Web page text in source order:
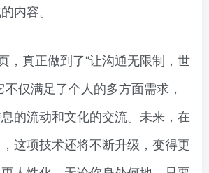
内容。
，真正做到了“让沟通无限制，世
不仅满足了个人的多方面需求，
的流动和文化的交流。未来，在
这项技术还将不断升级，变得更